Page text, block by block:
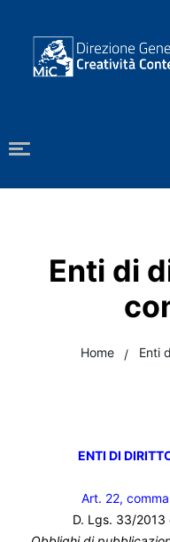
Enti di
Home Enti
ENTI DI
Art. 22,
D. Lgs. 33/2013